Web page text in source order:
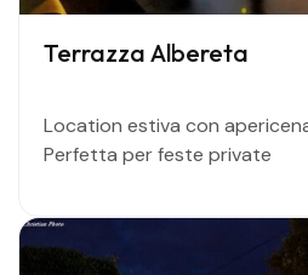
Terrazza Albereta
Location estiva con
Perfetta per feste private